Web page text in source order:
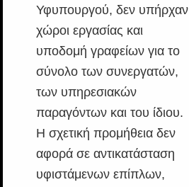
Υφυπουργού, δεν υπήρχαν
χώροι εργασίας και
υποδομή γραφείων για το
σύνολο των συνεργατών,
των υπηρεσιακών
παραγόντων και του ίδιου.
Η σχετική προμήθεια δεν
αφορά σε αντικατάσταση
υφιστάμενων επίπλων,